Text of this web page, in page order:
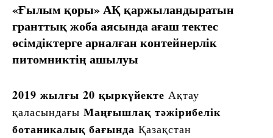
«Ғылым қоры» АҚ қаржыландыратын
гранттық жоба аясында ағаш тектес
өсімдіктерге арналған контейнерлік
питомниктің ашылуы
2019 жылғы 20 қыркүйекте Ақтау
қаласындағы Маңғышлақ тәжірибелік
ботаникалық бағында Қазақстан